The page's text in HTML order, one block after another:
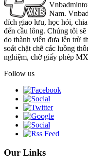
Nam.
đích giao lưu, học hỏi,
đến cầu lông. Chúng tôi
do thành viên đưa lên trừ
soát chặt chẽ các luồng
nghiệm, chờ giấy phép
Follow us
Our Links